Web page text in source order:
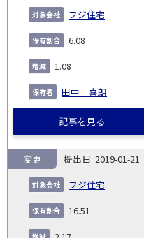
フジ住宅
6.08
1.08
田中 喜朗
記事を見る
2019-01-21
フジ住宅
変更
16.51